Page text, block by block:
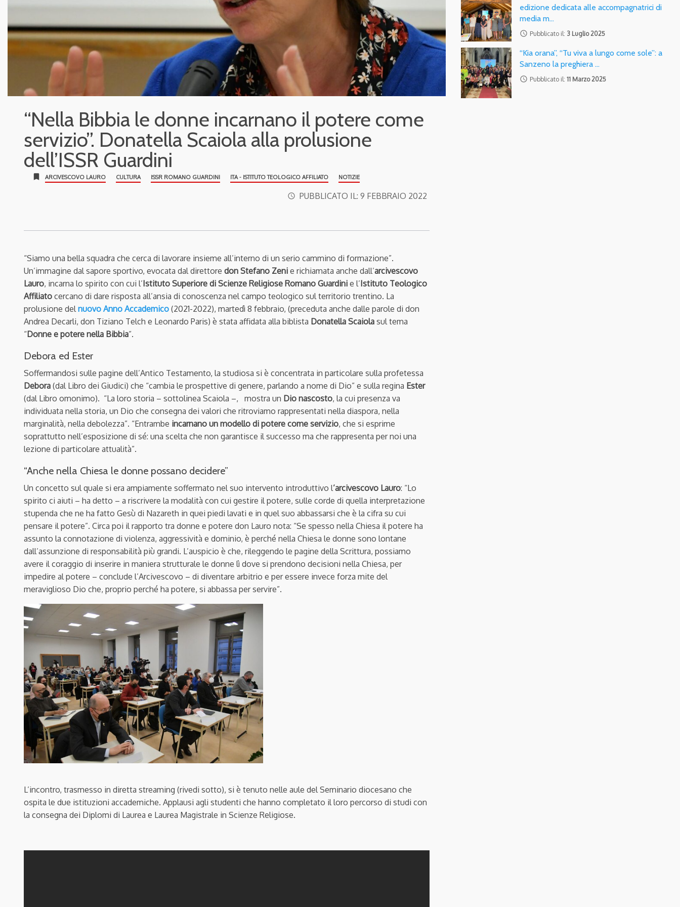
“Nella Bibbia le donne incarnano il potere come
servizio”. Donatella Scaiola alla prolusione
dell’ISSR Guardini
bookmark ARCIVESCOVO LAURO CULTURA ISSR ROMANO GUARDINI ITA - ISTITUTO TEOLOGICO AFFILIATO NOTIZIE
access_time PUBBLICATO IL: 9 FEBBRAIO 2022
“Siamo una bella squadra che cerca di lavorare insieme all’interno di un serio cammino di formazione”.
Un’immagine dal sapore sportivo, evocata dal direttore don Stefano Zeni e richiamata anche dall’arcivescovo
Lauro, incarna lo spirito con cui l’Istituto Superiore di Scienze Religiose Romano Guardini e l’Istituto Teologico
Affiliato cercano di dare risposta all’ansia di conoscenza nel campo teologico sul territorio trentino. La
prolusione delnuovo Anno Accademico (2021-2022), martedì 8 febbraio, (preceduta anche dalle parole di don
Andrea Decarli, don Tiziano Telch e Leonardo Paris) è stata affidata alla biblista Donatella Scaiola sul tema
“Donne e potere nella Bibbia”.
Debora ed Ester
Soffermandosi sulle pagine dell’Antico Testamento, la studiosa si è concentrata in particolare sulla profetessa
Debora (dal Libro dei Giudici) che “cambia le prospettive di genere, parlando a nome di Dio” e sulla regina Ester
(dal Libro omonimo). “La loro storia – sottolinea Scaiola –, mostra un Dio nascosto, la cui presenza va
individuata nella storia, un Dio che consegna dei valori che ritroviamo rappresentati nella diaspora, nella
marginalità, nella debolezza”. “Entrambe incarnano un modello di potere come servizio, che si esprime
soprattutto nell’esposizione di sé: una scelta che non garantisce il successo ma che rappresenta per noi una
lezione di particolare attualità”.
“Anche nella Chiesa le donne possano decidere”
Un concetto sul quale si era ampiamente soffermato nel suo intervento introduttivo l’arcivescovo Lauro: “Lo
spirito ci aiuti – ha detto – a riscrivere la modalità con cui gestire il potere, sulle corde di quella interpretazione
stupenda che ne ha fatto Gesù di Nazareth in quei piedi lavati e in quel suo abbassarsi che è la cifra su cui
pensare il potere”. Circa poi il rapporto tra donne e potere don Lauro nota: “Se spesso nella Chiesa il potere ha
assunto la connotazione di violenza, aggressività e dominio, è perché nella Chiesa le donne sono lontane
dall’assunzione di responsabilità più grandi. L’auspicio è che, rileggendo le pagine della Scrittura, possiamo
avere il coraggio di inserire in maniera strutturale le donne lì dove si prendono decisioni nella Chiesa, per
impedire al potere – conclude l’Arcivescovo – di diventare arbitrio e per essere invece forza mite del
meraviglioso Dio che, proprio perché ha potere, si abbassa per servire”.
L’incontro, trasmesso in diretta streaming (rivedi sotto), si è tenuto nelle aule del Seminario diocesano che
ospita le due istituzioni accademiche. Applausi agli studenti che hanno completato il loro percorso di studi con
la consegna dei Diplomi di Laurea e Laurea Magistrale in Scienze Religiose.
edizione dedicata alle accompagnatrici di
media m…
access_time Pubblicato il: 3 Luglio 2025
“Kia orana”, “Tu viva a lungo come sole”: a
Sanzeno la preghiera …
access_time Pubblicato il:11 Marzo 2025